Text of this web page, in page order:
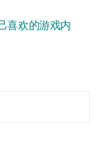
喜欢的游戏内